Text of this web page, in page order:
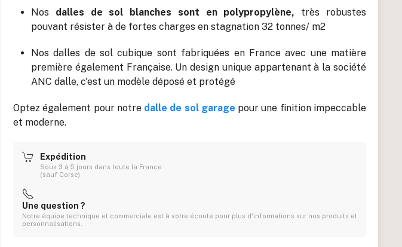
Nos dalles de sol blanches sont en polypropylène, très robustes
pouvant résister à de fortes charges en stagnation 32 tonnes/ m2
Nos dalles de sol cubique sont fabriquées en France avec une matière
première également Française. Un design unique appartenant à la société
ANC dalle, c'est un modèle déposé et protégé
Optez également pour notre dalle de sol garage pour une finition impeccable
et moderne.
Expédition
Sous 3 à 5 jours dans toute la France
(sauf Corse)
Une question ?
Notre équipe technique et commerciale est à votre écoute pour plus d'informations sur nos produits et
personnalisations.